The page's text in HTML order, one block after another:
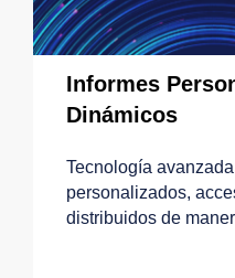
Informes
Dinámicos
Tecnología
personalizados,
distribuidos de